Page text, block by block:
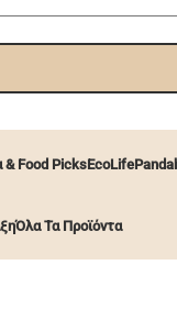
& Food PicksEcoLife
Όλα Τα Προϊόντα